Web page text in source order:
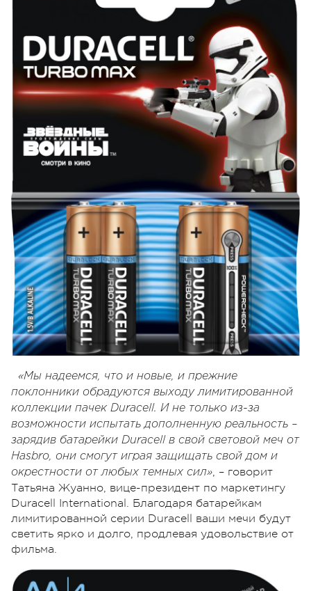
«Мы надеемся, что и новые, и прежние
поклонники обрадуются выходу лимитированной
коллекции пачек Duracell. И не только из-за
возможности испытать дополненную реальность –
зарядив батарейки Duracell в свой световой меч от
Hasbro, они смогут играя защищать свой дом и
окрестности от любых темных сил», – говорит
Татьяна Жуанно, вице-президент по маркетингу
Duracell International. Благодаря батарейкам
лимитированной серии Duracell ваши мечи будут
светить ярко и долго, продлевая удовольствие от
фильма.